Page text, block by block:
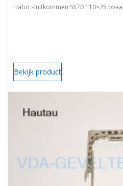
Habo sluitkommen S570 110×25 ovaal
Bekijk product